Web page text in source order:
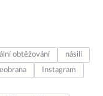
obtěžování
násilí
Instagram